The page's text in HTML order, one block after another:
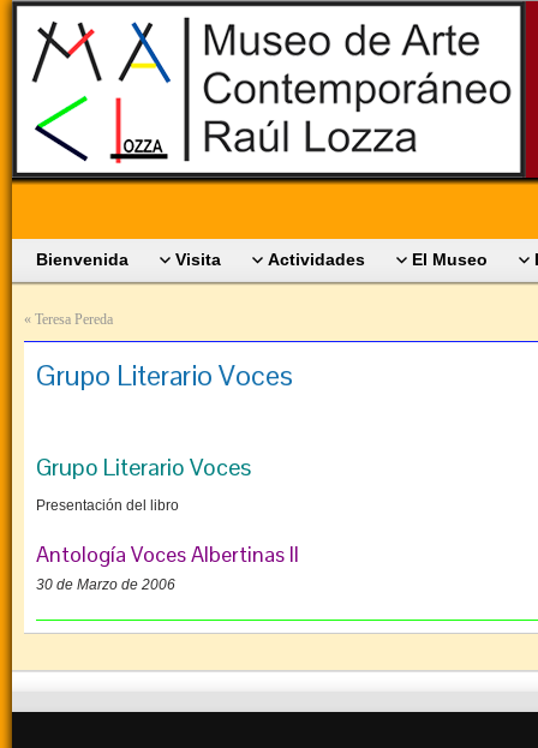
Bienvenida Visita Actividades El Museo
« Teresa Pereda
Grupo Literario Voces
Grupo Literario Voces
Presentación del libro
Antología Voces Albertinas II
30 de Marzo de 2006